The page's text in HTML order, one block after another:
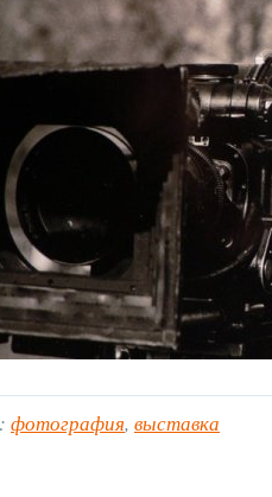
фотография, выставка